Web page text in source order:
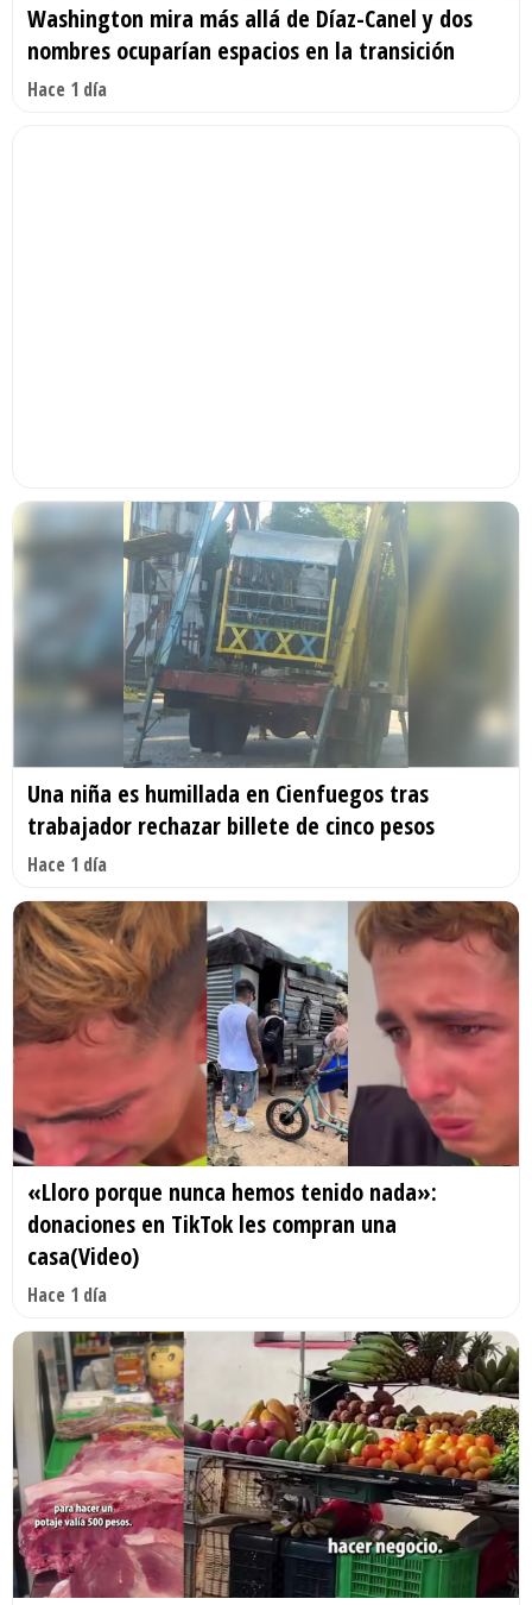
Washington mira más allá de Díaz-Canel y dos
nombres ocuparían espacios en la transición
Hace 1 día
Una niña es humillada en Cienfuegos tras
trabajador rechazar billete de cinco pesos
Hace 1 día
«Lloro porque nunca hemos tenido nada»:
donaciones en TikTok les compran una
casa(Video)
Hace 1 día